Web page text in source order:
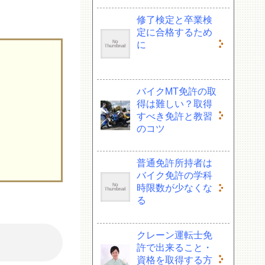
修了検定と卒業検
定に合格するため
に
バイクMT免許の取
得は難しい？取得
すべき免許と教習
のコツ
普通免許所持者は
バイク免許の学科
時限数が少なくな
る
クレーン運転士免
許で出来ること・
資格を取得する方